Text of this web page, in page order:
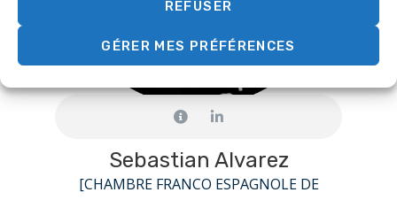
REFUSER
GÉRER MES PRÉFÉRENCES
Sebastian Alvarez
[CHAMBRE FRANCO ESPAGNOLE DE